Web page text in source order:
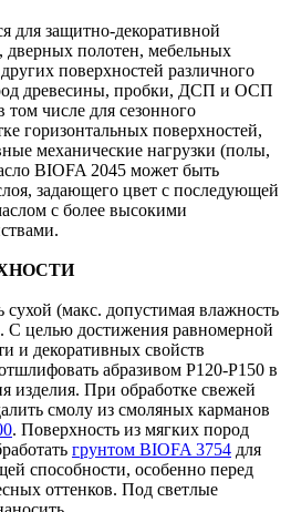
для защитно-декоративной
дверных полотен, мебельных
поверхностей различного
древесины, пробки, ДСП и ОСП
числе для сезонного
горизонтальных поверхностей,
механические нагрузки (полы,
BIOFA 2045 может быть
задающего цвет с последующей
с более высокими
(макс. допустимая влажность
С целью достижения равномерной
и декоративных свойств
абразивом P120-P150 в
изделия. При обработке свежей
смолу из смоляных карманов
. Поверхность из мягких пород
грунтом BIOFA 3754 для
способности, особенно перед
оттенков. Под светлые